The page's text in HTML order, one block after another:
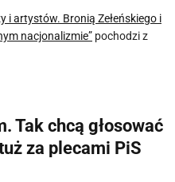
i artystów. Bronią Zełeńskiego i
nacjonalizmie” pochodzi z
Tak chcą głosować
za plecami PiS